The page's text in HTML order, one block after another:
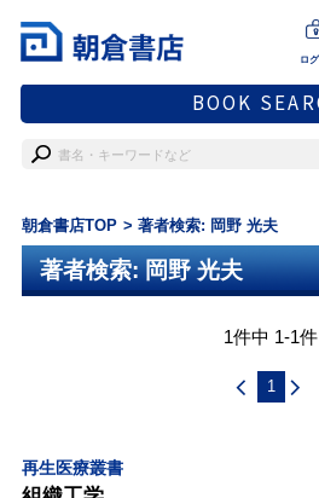
ロ
BOOK
朝倉書店TOP 著者検索: 岡野 光夫
著者検索: 岡野 光夫
1件中 1-1件
1
再生医療叢書